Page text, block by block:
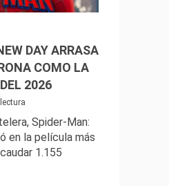
DAY ARRASA
COMO LA
2026
Spider-Man:
en la película más
1.155